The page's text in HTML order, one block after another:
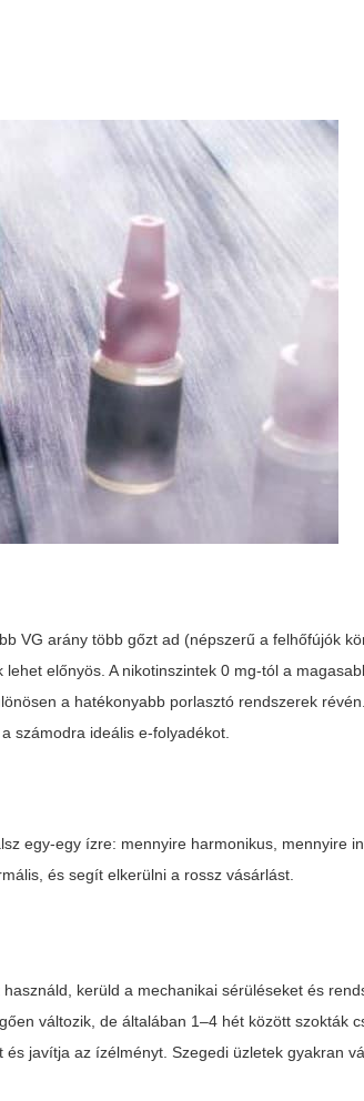
VG arány több gőzt ad (népszerű a felhőfújók
előnyös. A nikotinszintek 0 mg-tól a
a hatékonyabb porlasztó rendszerek
számodra ideális e-folyadékot.
egy-egy ízre: mennyire harmonikus, mennyire
és segít elkerülni a rossz vásárlást.
kerüld a mechanikai sérüléseket és
változik, de általában 1–4 hét között szokták
javítja az ízélményt. Szegedi üzletek gyakran